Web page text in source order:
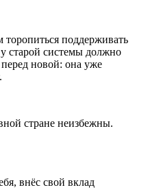
поддерживать
старой системы должно
новой: она уже
стране неизбежны.
внёс свой вклад